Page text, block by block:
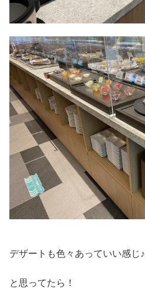
デザートも色々あっていい感じ♪
と思ってたら！